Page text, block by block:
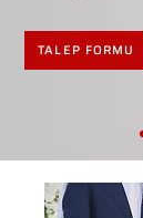
TALEP FORMU